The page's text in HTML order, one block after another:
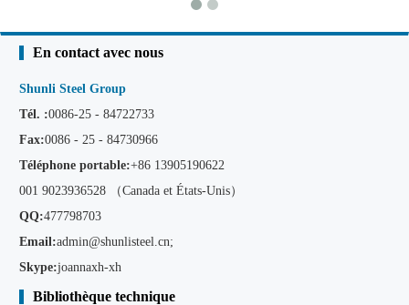
En contact avec nous
Shunli Steel Group
Tél. :0086-25 - 84722733
Fax:0086 - 25 - 84730966
Téléphone portable:+86 13905190622
001 9023936528 （Canada et États-Unis）
QQ:477798703
Email:admin@shunlisteel.cn;
Skype:joannaxh-xh
Bibliothèque technique